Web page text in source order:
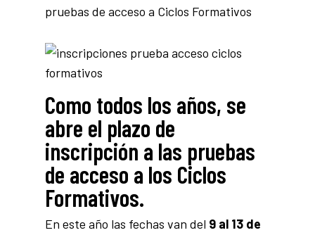
pruebas de acceso a Ciclos Formativos
Como todos los años, se
abre el plazo de
inscripción a las pruebas
de acceso a los Ciclos
Formativos.
En este año las fechas van del 9 al 13 de